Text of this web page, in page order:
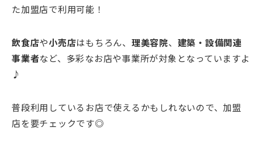
た加盟店で利用可能！
飲食店や小売店はもちろん、 理美容院、 建築・設備関連
事業者など、多彩なお店や事業所が対象となっていますよ
♪
普段利用しているお店で使えるかもしれないので、加盟
店を要チェックです◎